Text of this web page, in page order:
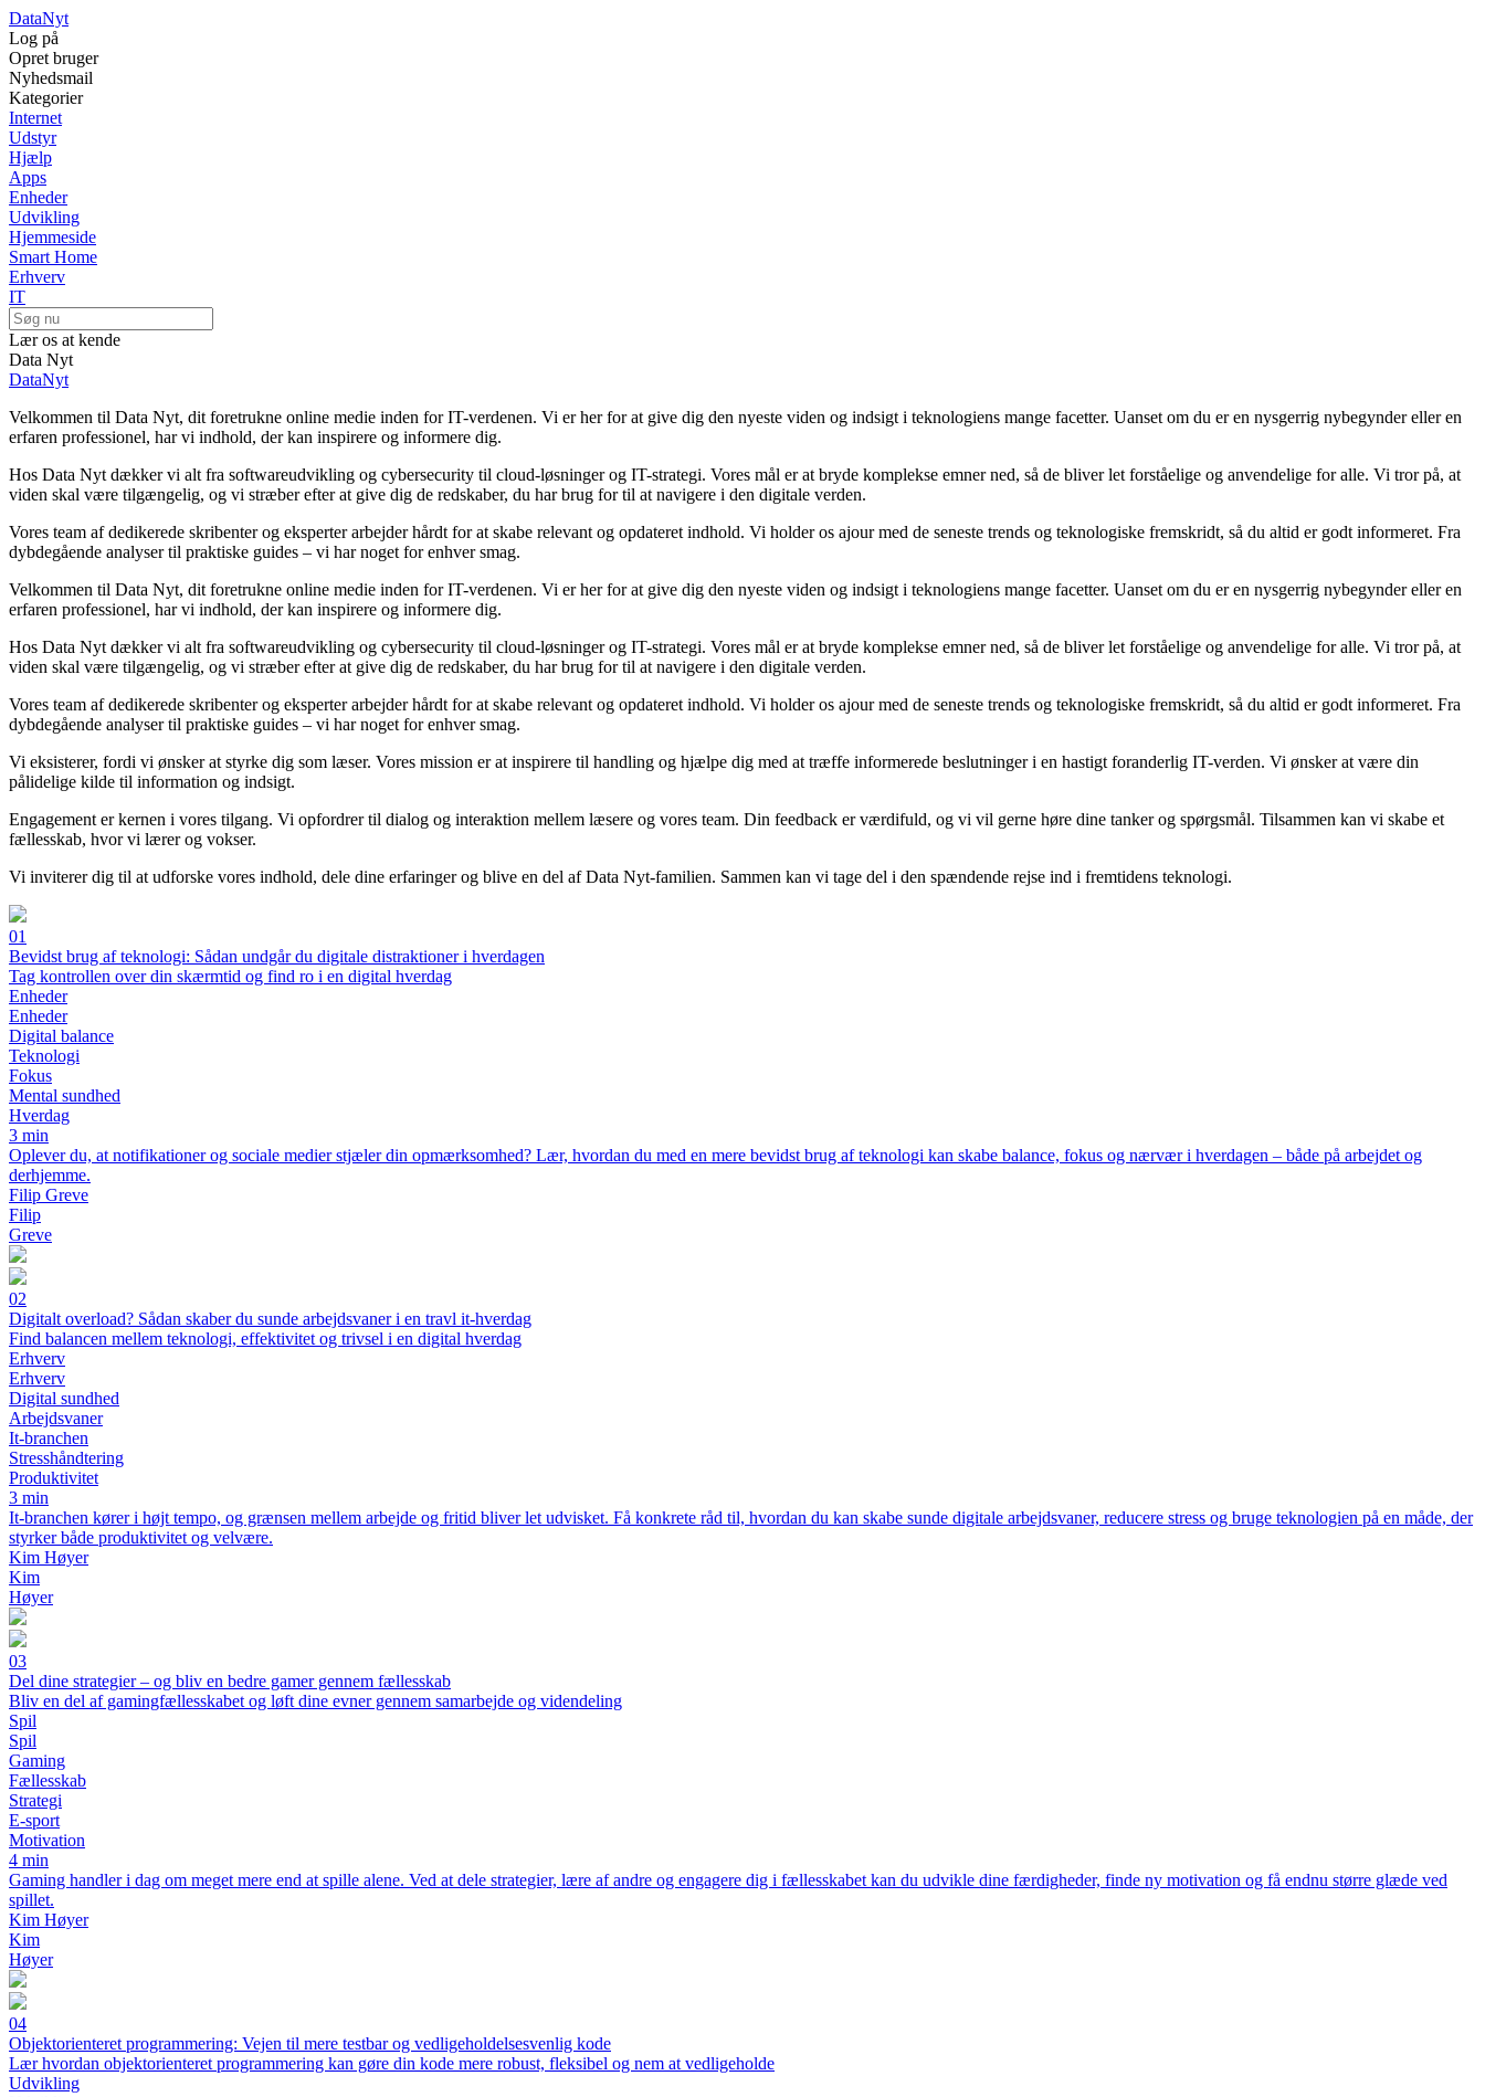
DataNyt
Log på
Opret bruger
Nyhedsmail
Kategorier
Internet
Udstyr
Hjælp
Apps
Enheder
Udvikling
Hjemmeside
Smart Home
Erhverv
IT
Lær os at kende
Data Nyt
DataNyt
Velkommen til Data Nyt, dit foretrukne online medie inden for IT-verdenen. Vi er her for at give dig den nyeste viden og indsigt i teknologiens mange facetter. Uanset om du er en nysgerrig nybegynder eller en
erfaren professionel, har vi indhold, der kan inspirere og informere dig.
Hos Data Nyt dækker vi alt fra softwareudvikling og cybersecurity til cloud-løsninger og IT-strategi. Vores mål er at bryde komplekse emner ned, så de bliver let forståelige og anvendelige for alle. Vi tror på, at
viden skal være tilgængelig, og vi stræber efter at give dig de redskaber, du har brug for til at navigere i den digitale verden.
Vores team af dedikerede skribenter og eksperter arbejder hårdt for at skabe relevant og opdateret indhold. Vi holder os ajour med de seneste trends og teknologiske fremskridt, så du altid er godt informeret. Fra
dybdegående analyser til praktiske guides – vi har noget for enhver smag.
Velkommen til Data Nyt, dit foretrukne online medie inden for IT-verdenen. Vi er her for at give dig den nyeste viden og indsigt i teknologiens mange facetter. Uanset om du er en nysgerrig nybegynder eller en
erfaren professionel, har vi indhold, der kan inspirere og informere dig.
Hos Data Nyt dækker vi alt fra softwareudvikling og cybersecurity til cloud-løsninger og IT-strategi. Vores mål er at bryde komplekse emner ned, så de bliver let forståelige og anvendelige for alle. Vi tror på, at
viden skal være tilgængelig, og vi stræber efter at give dig de redskaber, du har brug for til at navigere i den digitale verden.
Vores team af dedikerede skribenter og eksperter arbejder hårdt for at skabe relevant og opdateret indhold. Vi holder os ajour med de seneste trends og teknologiske fremskridt, så du altid er godt informeret. Fra
dybdegående analyser til praktiske guides – vi har noget for enhver smag.
Vi eksisterer, fordi vi ønsker at styrke dig som læser. Vores mission er at inspirere til handling og hjælpe dig med at træffe informerede beslutninger i en hastigt foranderlig IT-verden. Vi ønsker at være din
pålidelige kilde til information og indsigt.
Engagement er kernen i vores tilgang. Vi opfordrer til dialog og interaktion mellem læsere og vores team. Din feedback er værdifuld, og vi vil gerne høre dine tanker og spørgsmål. Tilsammen kan vi skabe et
fællesskab, hvor vi lærer og vokser.
Vi inviterer dig til at udforske vores indhold, dele dine erfaringer og blive en del af Data Nyt-familien. Sammen kan vi tage del i den spændende rejse ind i fremtidens teknologi.
01
Bevidst brug af teknologi: Sådan undgår du digitale distraktioner i hverdagen
Tag kontrollen over din skærmtid og find ro i en digital hverdag
Enheder
Enheder
Digital balance
Teknologi
Fokus
Mental sundhed
Hverdag
3 min
Oplever du, at notifikationer og sociale medier stjæler din opmærksomhed? Lær, hvordan du med en mere bevidst brug af teknologi kan skabe balance, fokus og nærvær i hverdagen – både på arbejdet og
derhjemme.
Filip Greve
Filip
Greve
02
Digitalt overload? Sådan skaber du sunde arbejdsvaner i en travl it-hverdag
Find balancen mellem teknologi, effektivitet og trivsel i en digital hverdag
Erhverv
Erhverv
Digital sundhed
Arbejdsvaner
It-branchen
Stresshåndtering
Produktivitet
3 min
It-branchen kører i højt tempo, og grænsen mellem arbejde og fritid bliver let udvisket. Få konkrete råd til, hvordan du kan skabe sunde digitale arbejdsvaner, reducere stress og bruge teknologien på en måde, der
styrker både produktivitet og velvære.
Kim Høyer
Kim
Høyer
03
Del dine strategier – og bliv en bedre gamer gennem fællesskab
Bliv en del af gamingfællesskabet og løft dine evner gennem samarbejde og videndeling
Spil
Spil
Gaming
Fællesskab
Strategi
E-sport
Motivation
4 min
Gaming handler i dag om meget mere end at spille alene. Ved at dele strategier, lære af andre og engagere dig i fællesskabet kan du udvikle dine færdigheder, finde ny motivation og få endnu større glæde ved
spillet.
Kim Høyer
Kim
Høyer
04
Objektorienteret programmering: Vejen til mere testbar og vedligeholdelsesvenlig kode
Lær hvordan objektorienteret programmering kan gøre din kode mere robust, fleksibel og nem at vedligeholde
Udvikling